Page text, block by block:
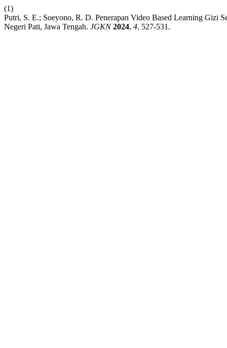
(1)
Putri, S. E.; Soeyono, R. D. Penerapan Video Based Learning Gizi
Negeri Pati, Jawa Tengah. JGKN 2024, 4, 527-531.